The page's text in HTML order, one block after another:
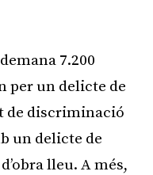
7.200
per un delicte de
de discriminació
un delicte de
lleu. A més,